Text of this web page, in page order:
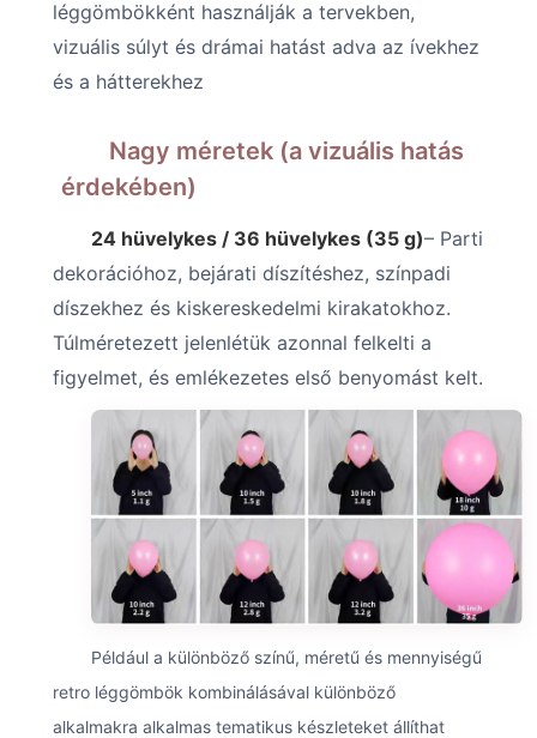
léggömbökként használják a tervekben,
vizuális súlyt és drámai hatást adva az ívekhez
és a hátterekhez
Nagy méretek (a vizuális hatás
érdekében)
24 hüvelykes / 36 hüvelykes (35 g)– Parti
dekorációhoz, bejárati díszítéshez, színpadi
díszekhez és kiskereskedelmi kirakatokhoz.
Túlméretezett jelenlétük azonnal felkelti a
figyelmet, és emlékezetes első benyomást kelt.
Például a különböző színű, méretű és mennyiségű
retro léggömbök kombinálásával különböző
alkalmakra alkalmas tematikus készleteket állíthat